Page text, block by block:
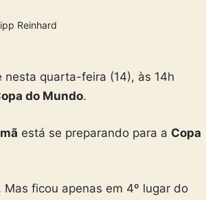
Reinhard
nesta quarta-feira (14), às 14h
do Mundo.
está se preparando para a Copa
Mas ficou apenas em 4º lugar do